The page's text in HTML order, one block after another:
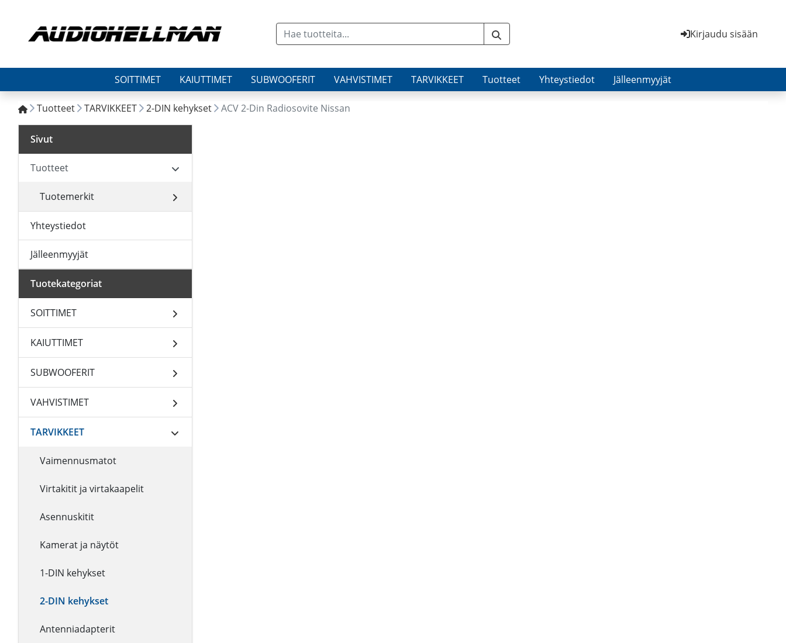
Kirjaudu sisään
SOITTIMET KAIUTTIMET SUBWOOFERIT VAHVISTIMET TARVIKKEET Tuotteet Yhteystiedot Jälleenmyyjät
Tuotteet TARVIKKEET 2-DIN kehykset ACV 2-Din Radiosovite Nissan
Sivut
Tuotteet
Tuotemerkit
Yhteystiedot
Jälleenmyyjät
Tuotekategoriat
SOITTIMET
KAIUTTIMET
SUBWOOFERIT
VAHVISTIMET
TARVIKKEET
Vaimennusmatot
Virtakitit ja virtakaapelit
Asennuskitit
Kamerat ja näytöt
1-DIN kehykset
2-DIN kehykset
Antenniadapterit